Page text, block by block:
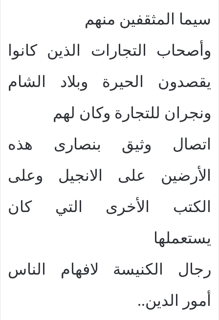
سيما المثقفين منهم
وأصحاب التجارات الذين كانوا
يقصدون الحيرة وبلاد الشام
ونجران للتجارة وكان لهم
اتصال وثيق بنصارى هذه
الأرضين على الانجيل وعلى
الكتب الأخرى التي كان
يستعملها
رجال الكنيسة لافهام الناس
أمور الدين..